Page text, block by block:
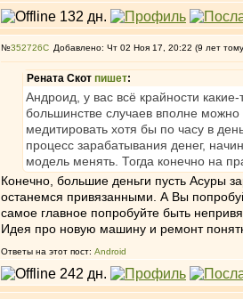
№352726 Добавлено: Чт 02 Ноя 17, 20:22 (9 лет
Рената Скот пишет:
Андроид, у вас всё крайности
большинстве случаев вполне
медитировать хотя бы по часу в
процесс зарабатывания денег,
модель менять. Тогда конечно на
Конечно, большие деньги пусть Асуры
останемся привязанными. А Вы
самое главное попробуйте быть
Идея про новую машину и ремонт
Ответы на этот пост: Android